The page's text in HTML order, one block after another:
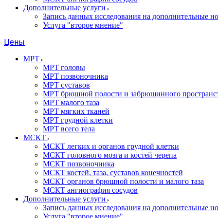
Дополнительные услуги
Запись данных исследования на дополнительные
Услуга "второе мнение"
Цены
МРТ
МРТ головы
МРТ позвоночника
МРТ суставов
МРТ брюшной полости и забрюшинного
МРТ малого таза
МРТ мягких тканей
МРТ грудной клетки
МРТ всего тела
МСКТ
МСКТ легких и органов грудной клетки
МСКТ головного мозга и костей черепа
МСКТ позвоночника
МСКТ костей, таза, суставов конечностей
МСКТ органов брюшной полости и малого таза
МСКТ ангиография сосудов
Дополнительные услуги
Запись данных исследования на дополнительные
Услуга "второе мнение"